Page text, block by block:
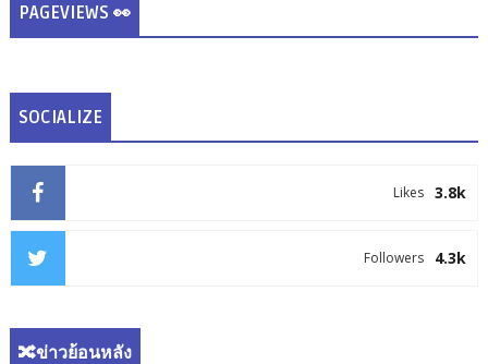
PAGEVIEWS 👀
SOCIALIZE
3.8k
Likes
4.3k
Followers
🔀ข่าวย้อนหลัง